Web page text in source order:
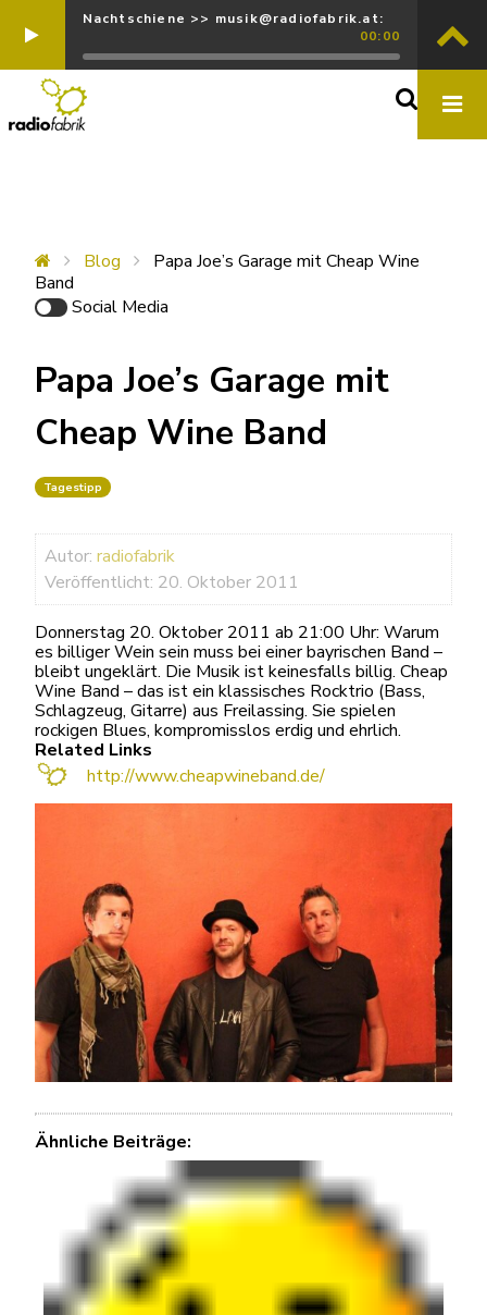
Nachtschiene >> musik@radiofabrik.at:
00:00
Blog
Papa Joe’s Garage mit Cheap Wine
Band
Social Media
Papa Joe’s Garage mit
Cheap Wine Band
Tagestipp
Autor: radiofabrik
Veröffentlicht: 20. Oktober 2011
Donnerstag 20. Oktober 2011 ab 21:00 Uhr: Warum
es billiger Wein sein muss bei einer bayrischen Band –
bleibt ungeklärt. Die Musik ist keinesfalls billig. Cheap
Wine Band – das ist ein klassisches Rocktrio (Bass,
Schlagzeug, Gitarre) aus Freilassing. Sie spielen
rockigen Blues, kompromisslos erdig und ehrlich.
Related Links
http://www.cheapwineband.de/
Ähnliche Beiträge: